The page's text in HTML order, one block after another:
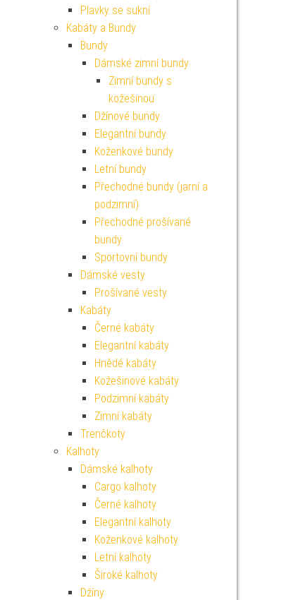
Plavky se sukní
Kabáty a Bundy
Bundy
Dámské zimní bundy
Zimní bundy s
kožešinou
Džínové bundy
Elegantní bundy
Koženkové bundy
Letní bundy
Přechodné bundy (jarní a
podzimní)
Přechodné prošívané
bundy
Sportovní bundy
Dámské vesty
Prošívané vesty
Kabáty
Černé kabáty
Elegantní kabáty
Hnědé kabáty
Kožešinové kabáty
Podzimní kabáty
Zimní kabáty
Trenčkoty
Kalhoty
Dámské kalhoty
Cargo kalhoty
Černé kalhoty
Elegantní kalhoty
Koženkové kalhoty
Letní kalhoty
Široké kalhoty
Džíny